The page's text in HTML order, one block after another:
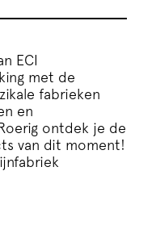
ECI
met de
fabrieken
en
ontdek je de
van dit moment!